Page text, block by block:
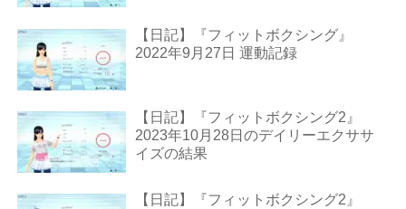
【日記】『フィットボクシング』
2022年9月27日 運動記録
【日記】『フィットボクシング2』
2023年10月28日のデイリーエクササ
イズの結果
【日記】『フィットボクシング2』